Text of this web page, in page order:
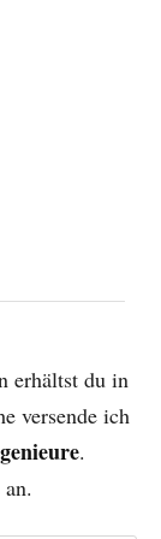
erhältst du in
versende ich
.